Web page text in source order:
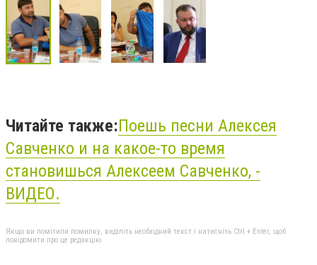
Читайте также:Поешь песни Алексея
Савченко и на какое-то время
становишься Алексеем Савченко, -
ВИДЕО.
Якщо ви помітили помилку, виділіть необхідний текст і натисніть Ctrl + Enter, щоб
повідомити про це редакцію